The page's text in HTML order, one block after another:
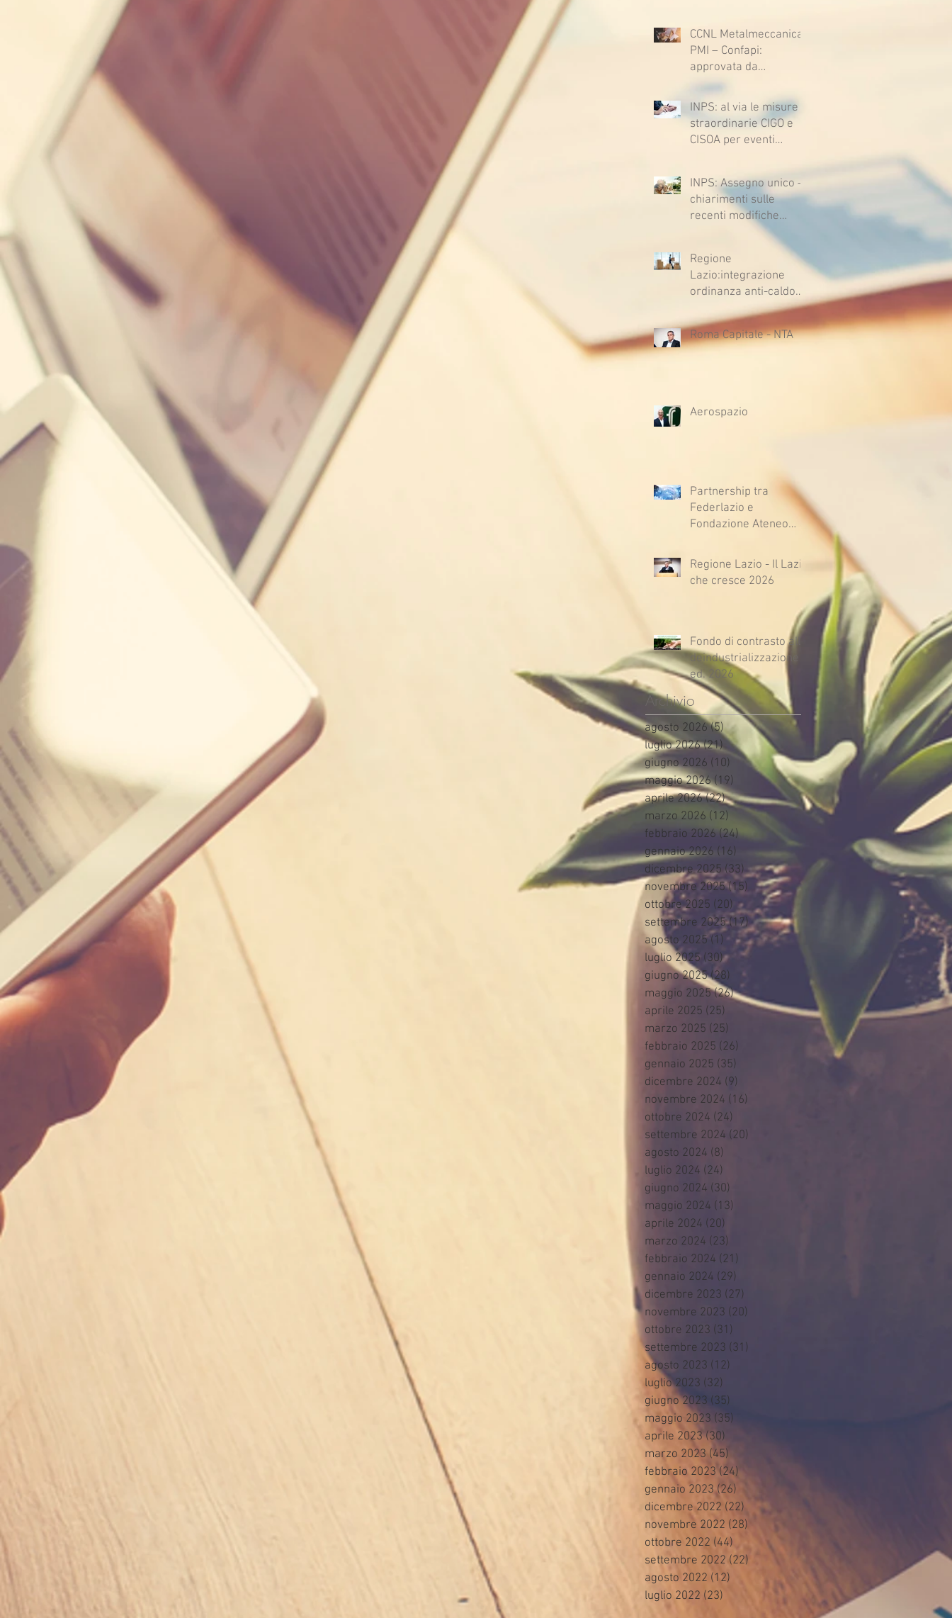
sfavore del datore di
lavoro - Prova legale -
Sussiste. (Cc, articoli
1362, 2697, 2730,
2732, 2734 e 2735)
CCNL Metalmeccanica
PMI – Confapi:
approvata da
lavoratrici e lavoratori
l’ipotesi di accordo per
il rinnovo del CCNL
INPS: al via le misure
straordinarie CIGO e
CISOA per eventi
INPS: Assegno unico –
chiarimenti sulle
recenti modifiche
Regione
Lazio:integrazione
ordinanza anti-caldo
per l'estate 2026
Roma Capitale - NTA
Aerospazio
Partnership tra
Federlazio e
Fondazione Ateneo
Regione Lazio - Il Lazio
che cresce 2026
Fondo di contrasto alla
deindustrializzazione -
ed. 2026
Archivio
agosto 2026 (5)5 post
luglio 2026 (21)21 post
giugno 2026 (10) 10 post
maggio 2026 (19) 19 post
aprile 2026 (22)22 post
marzo 2026 (12) 12 post
febbraio 2026 (24)24 post
gennaio 2026 (16) 16 post
dicembre 2025 (33)33 post
novembre 2025 (15) 15 post
ottobre 2025 (20) 20 post
settembre 2025 (17)17 post
agosto 2025 (1) 1 post
luglio 2025 (30)30 post
giugno 2025 (28) 28 post
maggio 2025 (26)26 post
aprile 2025 (25) 25 post
marzo 2025 (25)
febbraio 2025 (26)
gennaio 2025 (35)
dicembre 2024 (9)
novembre 2024 (16)
ottobre 2024 (24)
settembre 2024 (20)
agosto 2024 (8)
luglio 2024 (24)
giugno 2024 (30)
maggio 2024 (13)
aprile 2024 (20)
marzo 2024 (23)
febbraio 2024 (21)
gennaio 2024 (29)
dicembre 2023 (27)
novembre 2023 (20)
ottobre 2023 (31)
settembre 2023 (31)
agosto 2023 (12)
luglio 2023 (32)
giugno 2023 (35)
maggio 2023 (35)
aprile 2023 (30)
marzo 2023 (45)45 post
febbraio 2023 (24)24 post
gennaio 2023 (26)
dicembre 2022 (22) 22 post
novembre 2022 (28) 28 post
ottobre 2022 (44) 44 post
settembre 2022 (22)
agosto 2022 (12)
luglio 2022 (23)